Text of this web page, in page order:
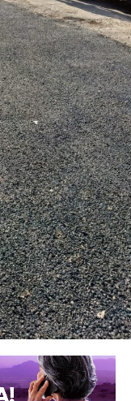
fortalece la
contribuye a que
drenajeofrezcan
del recibo digital